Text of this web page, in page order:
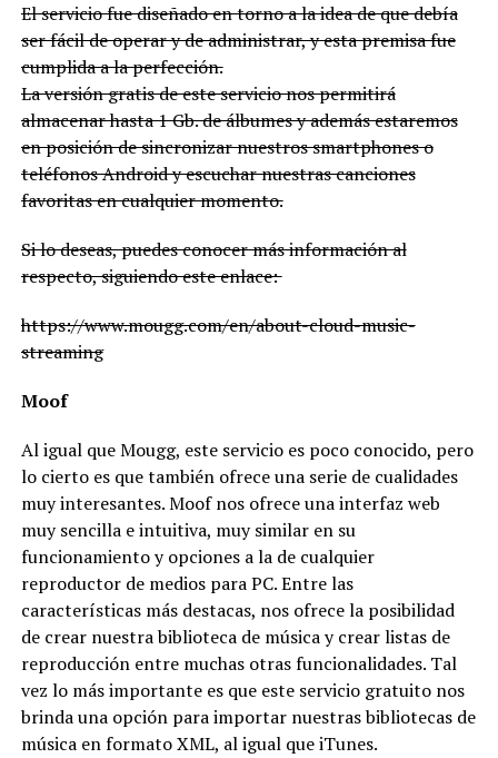
El servicio fue diseñado en torno a la idea de que debía
ser fácil de operar y de administrar, y esta premisa fue
cumplida a la perfección.
La versión gratis de este servicio nos permitirá
almacenar hasta 1 Gb. de álbumes y además estaremos
en posición de sincronizar nuestros smartphones o
teléfonos Android y escuchar nuestras canciones
favoritas en cualquier momento.
Si lo deseas, puedes conocer más información al
respecto, siguiendo este enlace:
https://www.mougg.com/en/about-cloud-music-
streaming
Moof
Al igual que Mougg, este servicio es poco conocido, pero
lo cierto es que también ofrece una serie de cualidades
muy interesantes. Moof nos ofrece una interfaz web
muy sencilla e intuitiva, muy similar en su
funcionamiento y opciones a la de cualquier
reproductor de medios para PC. Entre las
características más destacas, nos ofrece la posibilidad
de crear nuestra biblioteca de música y crear listas de
reproducción entre muchas otras funcionalidades. Tal
vez lo más importante es que este servicio gratuito nos
brinda una opción para importar nuestras bibliotecas de
música en formato XML, al igual que iTunes.